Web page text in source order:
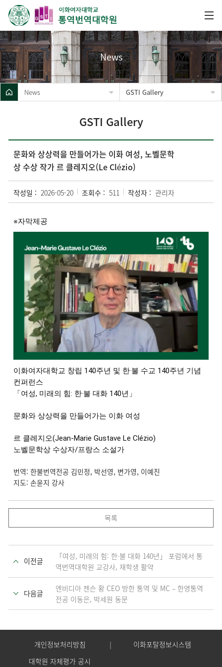
News
News GSTI Gallery
GSTI Gallery
문화와 상상력을 만들어가는 이화 여성, 노벨문학
상 수상 작가 르 클레지오(Le Clézio)
작성일 : 2026-05-20 조회수 : 511 작성자 : 관리자
※자막제공
이화여자대학교 창립 140주년 및 한·불 수교 140주년 기념
컨퍼런스
「여성, 미래의 힘: 한·불 대화 140년」
문화와 상상력을 만들어가는 이화 여성
르 클레지오(Jean-Marie Gustave Le Clézio)
노벨문학상 수상자/프랑스 소설가
번역: 한불번역전공 김민정, 박선영, 변가영, 이예진
지도: 손윤지 강사
목록
이전글
「여성, 미래의 힘: 한·불 대화 140년」 포럼에서 통
역번역대학원 교강사, 재학생 활약
다음글
엔비디아 젠슨 황 CEO 방한 통역 및 MC – 한영통역
전공 이동은, 박세원 동문
개인정보처리방침
이화포탈정보시스템
대학원 자체평가 공시